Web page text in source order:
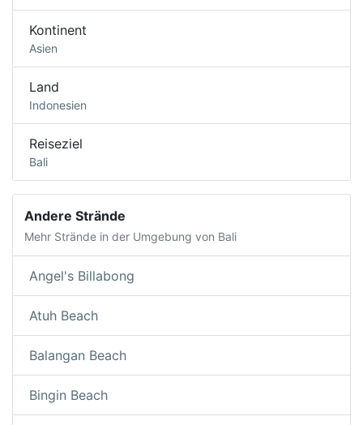
Kontinent
Asien
Land
Indonesien
Reiseziel
Bali
Andere Strände
Mehr Strände in der Umgebung von Bali
Angel's Billabong
Atuh Beach
Balangan Beach
Bingin Beach